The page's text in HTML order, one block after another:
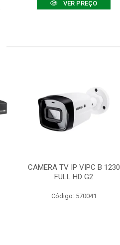
VER PREÇO
CAMERA TV IP VIPC B 1230
FULL HD G2
Código: 570041